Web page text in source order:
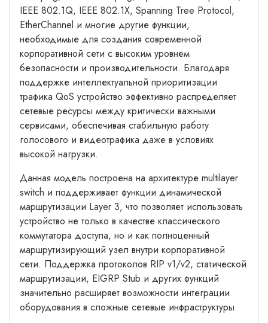
IEEE 802.1Q, IEEE 802.1X, Spanning Tree Protocol,
EtherChannel и многие другие функции,
необходимые для создания современной
корпоративной сети с высоким уровнем
безопасности и производительности. Благодаря
поддержке интеллектуальной приоритизации
трафика QoS устройство эффективно распределяет
сетевые ресурсы между критически важными
сервисами, обеспечивая стабильную работу
голосового и видеотрафика даже в условиях
высокой нагрузки.
Данная модель построена на архитектуре multilayer
switch и поддерживает функции динамической
маршрутизации Layer 3, что позволяет использовать
устройство не только в качестве классического
коммутатора доступа, но и как полноценный
маршрутизирующий узел внутри корпоративной
сети. Поддержка протоколов RIP v1/v2, статической
маршрутизации, EIGRP Stub и других функций
значительно расширяет возможности интеграции
оборудования в сложные сетевые инфраструктуры.